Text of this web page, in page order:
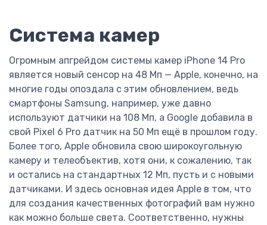
Система камер
Огромным апгрейдом системы камер iPhone 14 Pro
является новый сенсор на 48 Мп — Apple, конечно, на
многие годы опоздала с этим обновлением, ведь
смартфоны Samsung, например, уже давно
используют датчики на 108 Мп, а Google добавила в
свой Pixel 6 Pro датчик на 50 Мп ещё в прошлом году.
Более того, Apple обновила свою широкоугольную
камеру и телеобъектив, хотя они, к сожалению, так
и остались на стандартных 12 Мп, пусть и с новыми
датчиками. И здесь основная идея Apple в том, что
для создания качественных фотографий вам нужно
как можно больше света. Соответственно, нужны